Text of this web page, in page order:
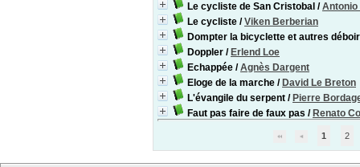
Le cycliste de San Cristobal /Antonio
Le cycliste /Viken Berberian
Dompter la bicyclette et autres
Doppler / Erlend Loe
Echappée /Agnès Dargent
Eloge de la marche / David Le Breton
L'évangile du serpent / Pierre
Faut pas faire de faux pas / Renato
1 2